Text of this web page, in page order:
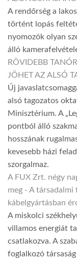
A rendőrség a
történt lopás
nyomozók olyan
álló
RÖVIDEBB
JÖHET AZ ALSÓ
Új
alsó tagozatos
Minisztérium. A
pontból álló
hosszának
kevesebb házi
szorgalmaz.
A FUX Zrt. négy
meg - A társadalmi
kábelgyártásban
A miskolci
villamos energiát
csatlakozva. A
foglalkozó